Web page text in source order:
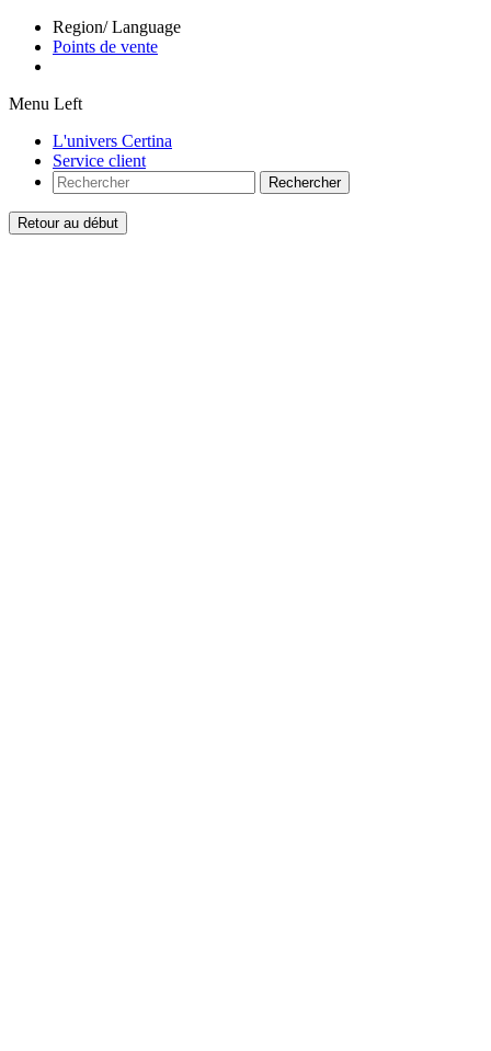
Region/ Language
Points de vente
Menu Left
L'univers Certina
Service client
Rechercher
Retour au début